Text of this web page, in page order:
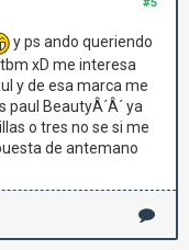
y ps ando queriendo
xD me interesa
y de esa marca me
paul BeautyÂ´Â´ ya
o tres no se si me
de antemano